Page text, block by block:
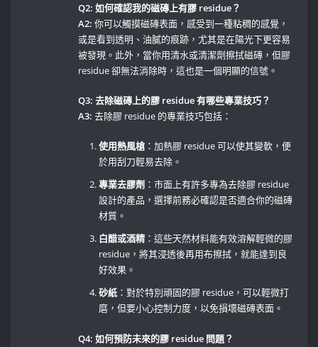
Q2: 如何確認我的磁磚上有膠 residue？
A2: ⁤你可以觸摸磁磚表面，感受到一種粘稠的感覺，
或是看到透明、油膩的痕跡，尤其是在陽光下更容易
被發現。此外，當你用清水或清潔劑擦拭磁磚，但膠
residue 卻無法消除時，這也是一個明顯的信號。
Q3: 去除磁磚上的膠⁣ residue 有哪些專業技巧？
A3: ⁢去除膠 residue 的專業技巧包括：
使用熱風槍 ：加熱膠 residue 可以使其變軟，便
於用刮刀輕易去除。
專業去膠劑 ：市面上有許多專為去除膠 residue
設計的產品，選擇前務必確認是否適合你的磁磚
材質。
白醋或酒精 ：這些天然材料能有效溶解輕微的膠​
residue，將其浸透後再用布擦拭，就能達到良
好效果。
砂紙 ：對於特別頑固的膠 residue，可以輕微打
磨，但要小心控制力度，以免損壞磁磚表面。
Q4: 如何預防未來的膠 ⁣residue ‌問題？